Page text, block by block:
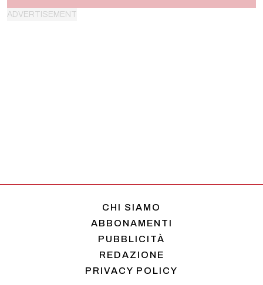
CHI SIAMO
ABBONAMENTI
PUBBLICITÀ
REDAZIONE
PRIVACY POLICY